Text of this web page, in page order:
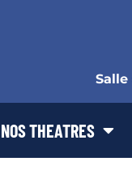
Salle
NOS THEATRES